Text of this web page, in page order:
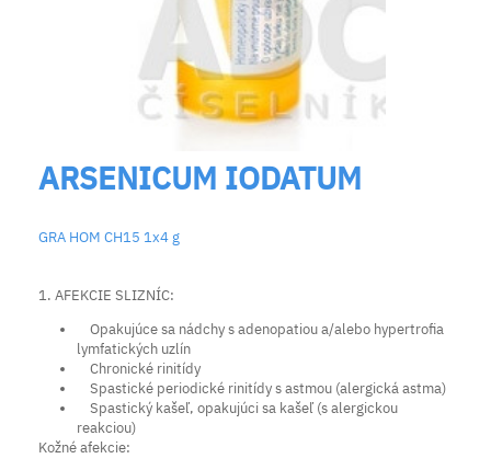
ARSENICUM IODATUM
GRA HOM CH15 1x4 g
1. AFEKCIE SLIZNÍC:
Opakujúce sa nádchy s adenopatiou a/alebo hypertrofia
lymfatických uzlín
Chronické rinitídy
Spastické periodické rinitídy s astmou (alergická astma)
Spastický kašeľ, opakujúci sa kašeľ (s alergickou
reakciou)
Kožné afekcie: